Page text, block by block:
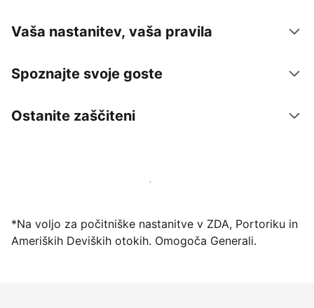
Vaša nastanitev, vaša pravila
Spoznajte svoje goste
Ostanite zaščiteni
Danes ponudite nastanitev prek naše platforme
*Na voljo za počitniške nastanitve v ZDA, Portoriku in
Ameriških Deviških otokih. Omogoča Generali.